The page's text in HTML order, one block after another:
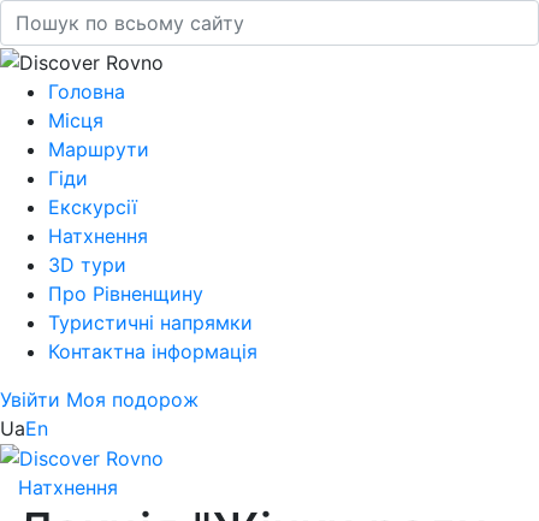
Головна
Місця
Маршрути
Гіди
Екскурсії
Натхнення
3D тури
Про Рівненщину
Туристичні напрямки
Контактна інформація
Увійти Моя подорож
UaEn
Натхнення